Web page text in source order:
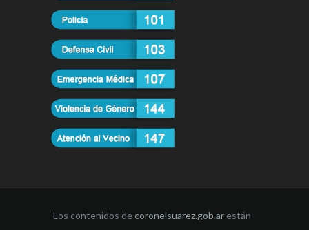
Los contenidos decoronelsuarez.gob.ar están